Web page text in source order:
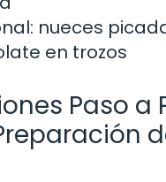
nueces
en trozos
Paso a